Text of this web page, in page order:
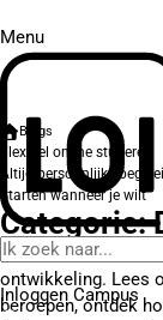
Menu
Inloggen Campus
Blogs
Flexibel online studeren
Altijd persoonlijke
Starten wanneer je wilt
Categorie:
Hier vind je
ontwikkeling. Lees
beroepen, ontdek